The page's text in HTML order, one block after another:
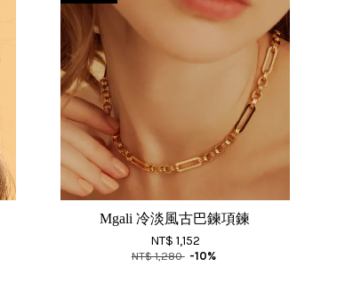
Mgali 冷淡風古巴鍊項鍊
NT$ 1,152
NT$ 1,280 -10%